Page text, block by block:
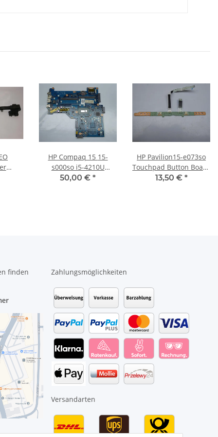
HP Compaq 15 15-
s000so i5-4210U
Mainboard
50,00 € *
HP Pavilion15-e073so
Touchpad Button Board
incl. Kabel cable
13,50 € *
finden Zahlungsmöglichkeiten
Versandarten